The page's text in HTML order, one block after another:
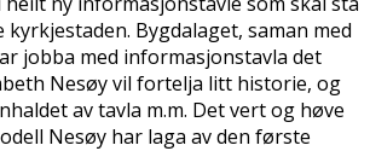
kyrkjestaden. Bygdalaget, saman med
jobba med informasjonstavla det
Nesøy vil fortelja litt historie, og
av tavla m.m. Det vert og høve
Nesøy har laga av den første